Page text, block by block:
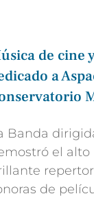
de cine
a
Banda
el
de